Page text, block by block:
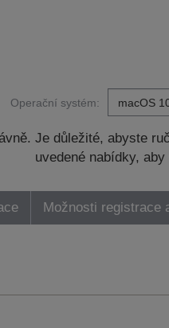
Operační systém:
Je důležité, abyste
uvedené nabídky,
Možnosti registrace